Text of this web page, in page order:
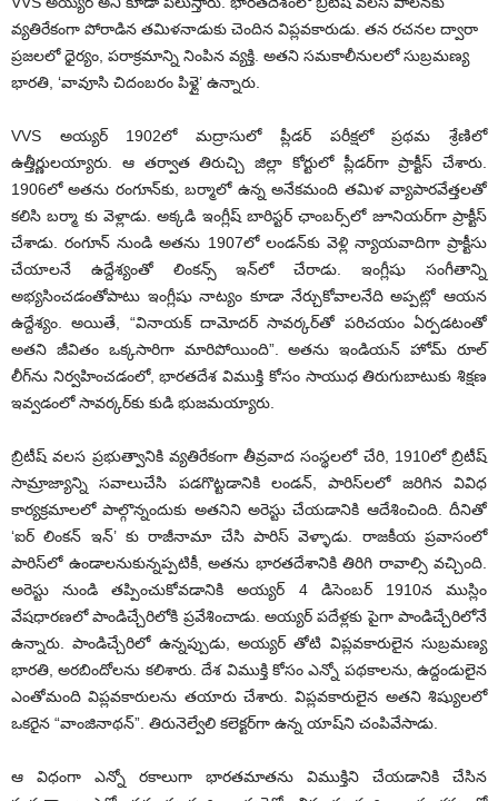
వ్యతిరేకంగా పోరాడిన తమిళనాడుకు చెందిన విప్లవకారుడు. తన రచనల ద్వారా
ప్రజలలో ధైర్యం, పరాక్రమాన్ని నింపిన వ్యక్తి. అతని సమకాలీనులలో సుబ్రమణ్య
భారతి, ‘వావూసి చిదంబరం పిళ్లై’ ఉన్నారు.
VVS అయ్యర్ 1902లో మద్రాసులో ప్లీడర్ పరీక్షలో ప్రథమ శ్రేణిలో
ఉత్తీర్ణులయ్యారు. ఆ తర్వాత తిరుచ్చి జిల్లా కోర్టులో ప్లీడర్‌గా ప్రాక్టీస్ చేశారు.
1906లో అతను రంగూన్‌కు, బర్మాలో ఉన్న అనేకమంది తమిళ వ్యాపారవేత్తలతో
కలిసి బర్మా కు వెళ్లాడు. అక్కడి ఇంగ్లీష్ బారిస్టర్ ఛాంబర్స్‌లో జూనియర్‌గా ప్రాక్టీస్
చేశాడు. రంగూన్ నుండి అతను 1907లో లండన్‌కు వెళ్లి న్యాయవాదిగా ప్రాక్టీసు
చేయాలనే ఉద్దేశ్యంతో లింకన్స్ ఇన్‌లో చేరాడు. ఇంగ్లీషు సంగీతాన్ని
అభ్యసించడంతోపాటు ఇంగ్లీషు నాట్యం కూడా నేర్చుకోవాలనేది అప్పట్లో ఆయన
ఉద్దేశ్యం. అయితే, “వినాయక్ దామోదర్ సావర్కర్‌తో పరిచయం ఏర్పడటంతో
అతని జీవితం ఒక్కసారిగా మారిపోయింది”. అతను ఇండియన్ హోమ్ రూల్
లీగ్‌ను నిర్వహించడంలో, భారతదేశ విముక్తి కోసం సాయుధ తిరుగుబాటుకు శిక్షణ
ఇవ్వడంలో సావర్కర్‌కు కుడి భుజమయ్యారు.
బ్రిటీష్ వలస ప్రభుత్వానికి వ్యతిరేకంగా తీవ్రవాద సంస్థలలో చేరి, 1910లో బ్రిటీష్
సామ్రాజ్యాన్ని సవాలుచేసి పడగొట్టడానికి లండన్, పారిస్‌లలో జరిగిన వివిధ
కార్యక్రమాలలో పాల్గొన్నందుకు అతనిని అరెస్టు చేయడానికి ఆదేశించింది. దీనితో
‘ఐర్ లింకన్ ఇన్‌’ కు రాజీనామా చేసి పారిస్‌ వెళ్ళాడు. రాజకీయ ప్రవాసంలో
పారిస్‌లో ఉండాలనుకున్నప్పటికీ, అతను భారతదేశానికి తిరిగి రావాల్సి వచ్చింది.
అరెస్టు నుండి తప్పించుకోవడానికి అయ్యర్ 4 డిసెంబర్ 1910న ముస్లిం
వేషధారణలో పాండిచ్చేరిలోకి ప్రవేశించాడు. అయ్యర్ పదేళ్లకు పైగా పాండిచ్చేరిలోనే
ఉన్నారు. పాండిచ్చేరిలో ఉన్నప్పుడు, అయ్యర్ తోటి విప్లవకారులైన సుబ్రమణ్య
భారతి, అరబిందోలను కలిశారు. దేశ విముక్తి కోసం ఎన్నో పథకాలను, ఉద్దండులైన
ఎంతోమంది విప్లవకారులను తయారు చేశారు. విప్లవకారులైన అతని శిష్యులలో
ఒకరైన “వాంజినాథన్”. తిరునెల్వేలి కలెక్టర్‌గా ఉన్న యాష్‌ని చంపివేసాడు.
ఆ విధంగా ఎన్నో రకాలుగా భారతమాతను విముక్తిని చేయడానికి చేసిన